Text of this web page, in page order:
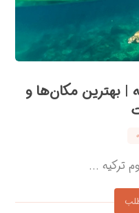
| بهترین مکان‌ها و
ترکیه ...